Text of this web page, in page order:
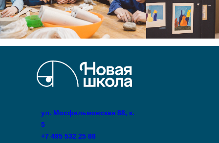
ул. Мосфильмовская 88, к.
5
+7 495 532 25 88